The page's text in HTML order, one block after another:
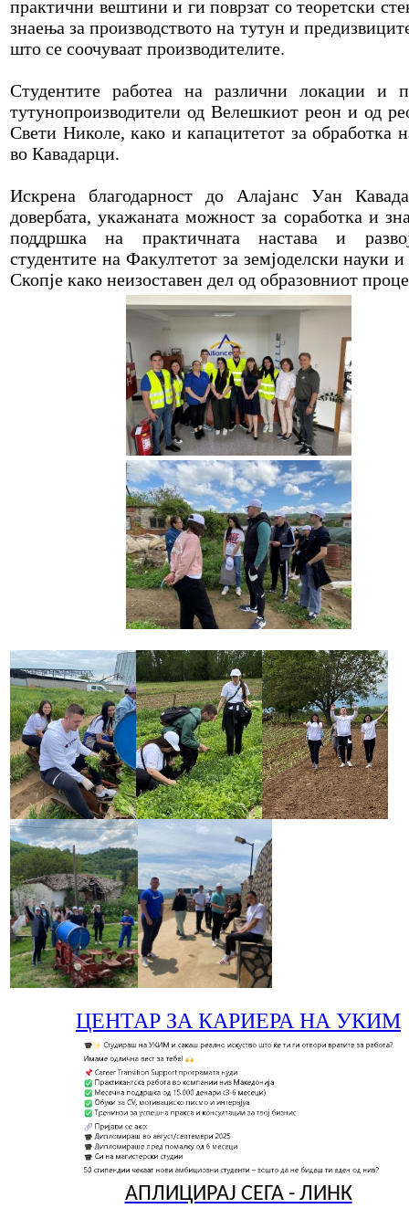
практични вештини и ги поврзат со теоретски
знаења за производството на тутун и
што се соочуваат производителите.
Студентите работеа на различни локации и
тутунопроизводители од Велешкиот реон и од
Свети Николе, како и капацитетот за обработка
во Кавадарци.
Искрена благодарност до Алајанс Уан
довербата, укажаната можност за соработка и
поддршка на практичната настава и
студентите на Факултетот за земјоделски науки
Скопје како неизоставен дел од образовниот
ЦЕНТАР ЗА КАРИЕРА НА УКИМ
АПЛИЦИРАЈ СЕГА - ЛИНК